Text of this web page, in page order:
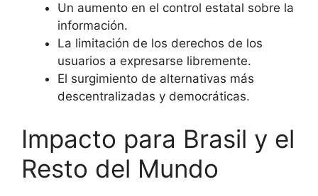
Un aumento en el control estatal sobre la
información.
La limitación de los derechos de los
usuarios a expresarse libremente.
El surgimiento de alternativas más
descentralizadas y democráticas.
Impacto para Brasil y el
Resto del Mundo